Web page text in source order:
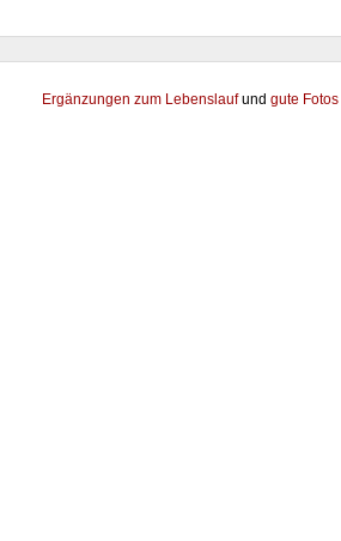
Ergänzungen zum Lebenslaufund gute Fotos